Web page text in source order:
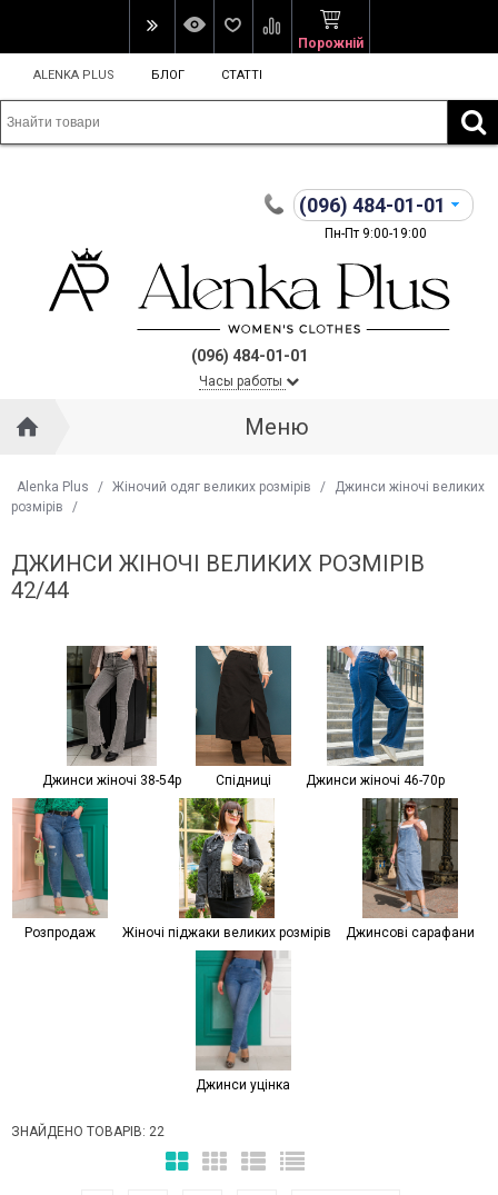
Порожній
ALENKA PLUS БЛОГ СТАТТІ
(096) 484-01-01
Пн-Пт 9:00-19:00
(096) 484-01-01
Часы работы
Меню
Alenka Plus / Жіночий одяг великих розмірів /
Джинси жіночі великих
розмірів
/
ДЖИНСИ ЖІНОЧІ ВЕЛИКИХ РОЗМІРІВ
42/44
Джинси жіночі 38-54р Спідниці Джинси жіночі 46-70р
Розпродаж Жіночі піджаки великих розмірів Джинсові сарафани
Джинси уцінка
ЗНАЙДЕНО ТОВАРІВ: 22